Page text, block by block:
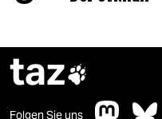
taz
Folgen Sie uns